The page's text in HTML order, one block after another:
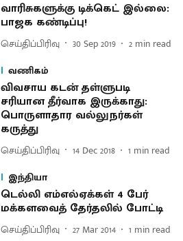
வாரிசுகளுக்கு டிக்கெட் இல்லை:
பாஜக கண்டிப்பு!
செய்திப்பிரிவு 30 Sep 2019 2 min read
வணிகம்
விவசாய கடன் தள்ளுபடி
சரியான தீர்வாக இருக்காது :
பொருளாதார வல்லுநர்கள்
கருத்து
செய்திப்பிரிவு 14 Dec 2018 1 min read
இந்தியா
டெல்லி எம்எல்ஏக்கள் 4 பேர்
மக்களவைத் தேர்தலில் போட்டி
செய்திப்பிரிவு 27 Mar 2014 1 min read